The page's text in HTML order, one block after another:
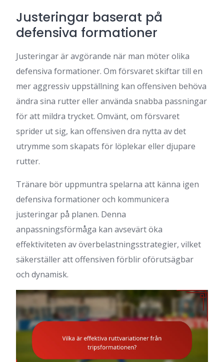
Justeringar baserat på
defensiva formationer
Justeringar är avgörande när man möter olika
defensiva formationer. Om försvaret skiftar till en
mer aggressiv uppställning kan offensiven behöva
ändra sina rutter eller använda snabba passningar
för att mildra trycket. Omvänt, om försvaret
sprider ut sig, kan offensiven dra nytta av det
utrymme som skapats för löplekar eller djupare
rutter.
Tränare bör uppmuntra spelarna att känna igen
defensiva formationer och kommunicera
justeringar på planen. Denna
anpassningsförmåga kan avsevärt öka
effektiviteten av överbelastningsstrategier, vilket
säkerställer att offensiven förblir oförutsägbar
och dynamisk.